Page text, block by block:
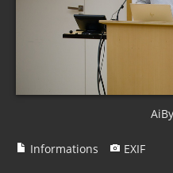
Informations EXIF